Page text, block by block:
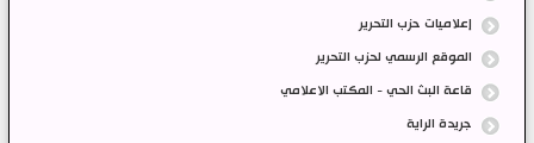
إعلاميات حزب التحرير
الموقع الرسمي لحزب التحرير
قاعة البث الحي - المكتب الاعلامي
جريدة الراية